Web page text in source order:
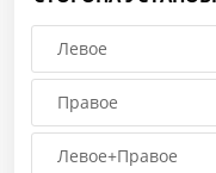
Левое
Правое
Левое+Правое